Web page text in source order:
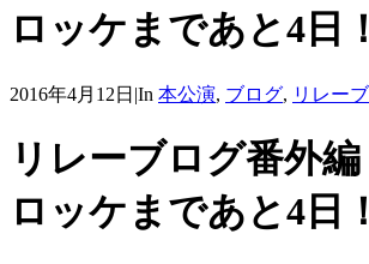
ロッケまであと4日
2016年4月12日 |In 本公演, ブログ, リレー
リレーブログ番外
ロッケまであと4日